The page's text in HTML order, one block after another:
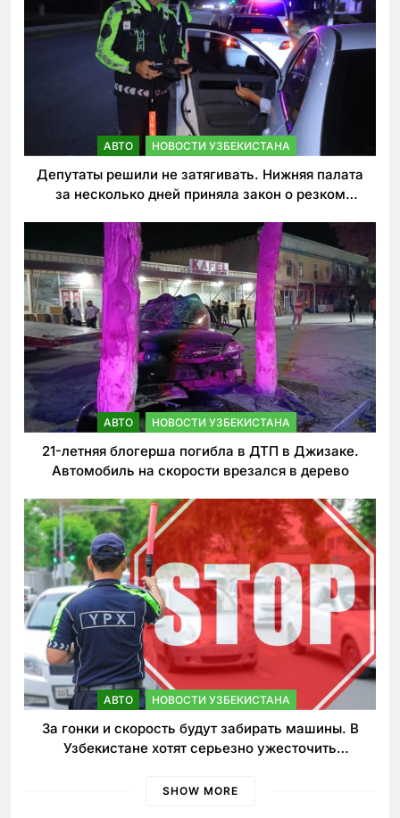
АВТО НОВОСТИ УЗБЕКИСТАНА
Депутаты решили не затягивать. Нижняя палата
за несколько дней приняла закон о резком
АВТО НОВОСТИ УЗБЕКИСТАНА
21-летняя блогерша погибла в ДТП в Джизаке.
Автомобиль на скорости врезался в дерево
АВТО НОВОСТИ УЗБЕКИСТАНА
За гонки и скорость будут забирать машины. В
Узбекистане хотят серьезно ужесточить
SHOW MORE